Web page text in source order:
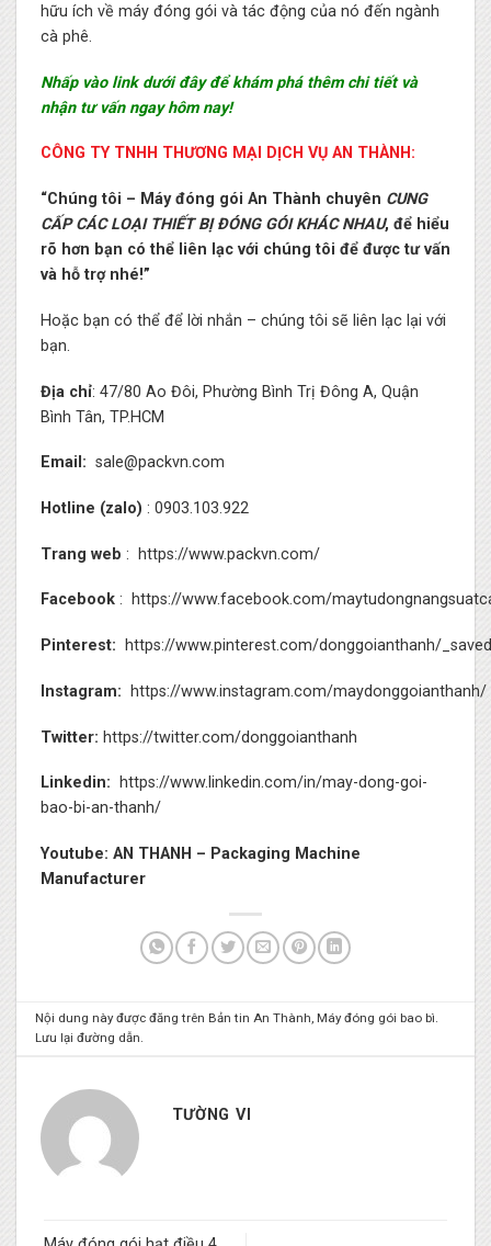
hữu ích về máy đóng gói và tác động của nó đến ngành
cà phê.
Nhấp vào link dưới đây để khám phá thêm chi tiết và
nhận tư vấn ngay hôm nay!
CÔNG TY TNHH THƯƠNG MẠI DỊCH VỤ AN THÀNH:
“Chúng tôi – Máy đóng gói An Thành chuyên CUNG
CẤP CÁC LOẠI THIẾT BỊ ĐÓNG GÓI KHÁC NHAU, để hiểu
rõ hơn bạn có thể liên lạc với chúng tôi để được tư vấn
và hỗ trợ nhé!”
Hoặc bạn có thể để lời nhắn – chúng tôi sẽ liên lạc lại với
bạn.
Địa chỉ: 47/80 Ao Đôi, Phường Bình Trị Đông A, Quận
Bình Tân, TP.HCM
Email: sale@packvn.com
Hotline (zalo) : 0903.103.922
Trang web : https://www.packvn.com/
Facebook: https://www.facebook.com/
Pinterest: https://www.pinterest.com/donggoianthanh/
Instagram: https://www.instagram.com/maydonggoianthanh/
Twitter: https://twitter.com/donggoianthanh
Linkedin:
https://www.linkedin.com/in/may-dong-goi-
bao-bi-an-thanh/
Youtube: AN THANH – Packaging Machine
Manufacturer
Nội dung này được đăng trên Bản tin An Thành, Máy đóng gói bao bì.
Lưu lạiđường dẫn.
TƯỜNG VI